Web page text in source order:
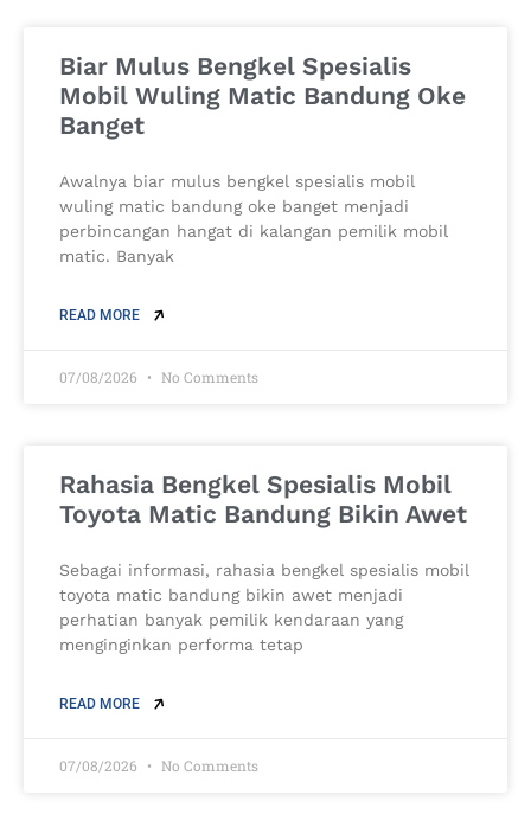
Biar Mulus Bengkel Spesialis
Mobil Wuling Matic Bandung Oke
Banget
Awalnya biar mulus bengkel spesialis mobil
wuling matic bandung oke banget menjadi
perbincangan hangat di kalangan pemilik mobil
matic. Banyak
READ MORE
07/08/2026 No Comments
Rahasia Bengkel Spesialis Mobil
Toyota Matic Bandung Bikin Awet
Sebagai informasi, rahasia bengkel spesialis mobil
toyota matic bandung bikin awet menjadi
perhatian banyak pemilik kendaraan yang
menginginkan performa tetap
READ MORE
07/08/2026 No Comments